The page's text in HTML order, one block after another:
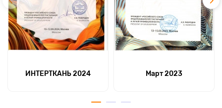
ИНТЕРТКАНЬ 2024 Март 2023